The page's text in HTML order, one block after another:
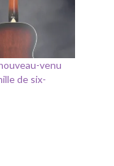
venu
de six-